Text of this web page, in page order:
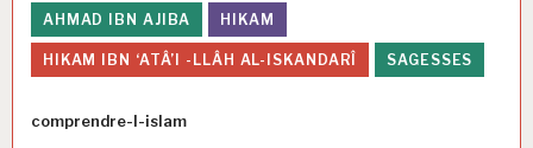
AHMAD IBN AJIBA
HIKAM
HIKAM IBN ‘ATÂ’I -LLÂH AL-ISKANDARÎ SAGESSES
Auteur
comprendre-l-islam